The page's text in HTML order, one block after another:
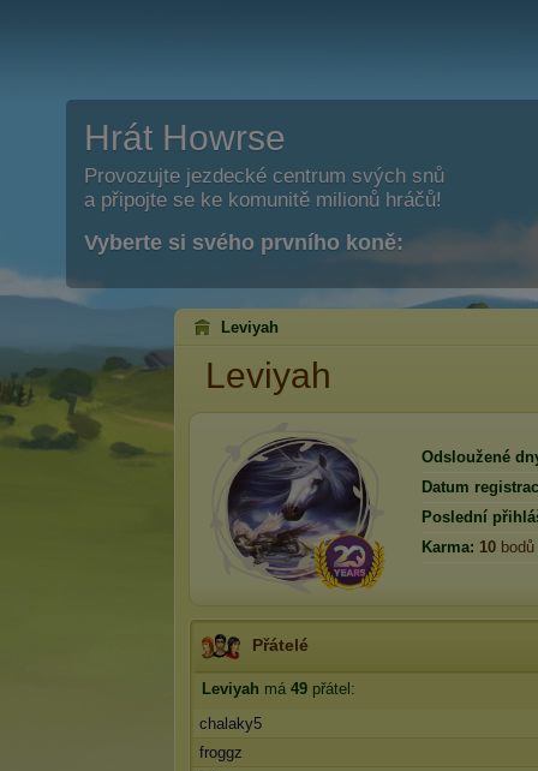
Hrát Howrse
Provozujte jezdecké centrum svých snů
a připojte se ke komunitě milionů hráčů!
Vyberte si svého prvního koně:
Leviyah
Leviyah
Odsloužené
Datum
Poslední
Karma: 10 bodů
Přátelé
Leviyah má 49 přátel:
chalaky5
froggz